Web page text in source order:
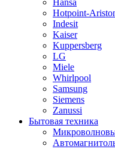
Hansa
Hotpoint-
Indesit
Kaiser
Kuppersberg
LG
Miele
Whirlpool
Samsung
Siemens
Zanussi
Бытовая техника